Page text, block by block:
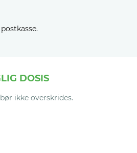
support.dk@vitaliv.no
muligt at finde en
det op til 24 timer at
Dermed kan vi se, at
vores kosttilskud.
produkt, efter at du
på 180 dage,
(4,9 EUR per
DOSIS
ikke overskrides.